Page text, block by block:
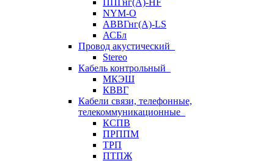
ППГнг(А)-HF
NYM-O
АВВГнг(А)-LS
АСБл
Провод акустический
Stereo
Кабель контрольный
МКЭШ
КВВГ
Кабели связи, телефонные,
телекоммуникационные
КСПВ
ПРППМ
ТРП
ПТПЖ